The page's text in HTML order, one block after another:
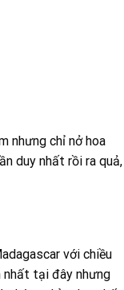
nhưng chỉ nở hoa
duy nhất rồi ra quả,
với chiều
nhất tại đây nhưng